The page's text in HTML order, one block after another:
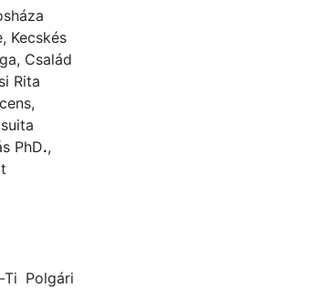
Kecskés
Család
Rita
PhD.,
Polgári